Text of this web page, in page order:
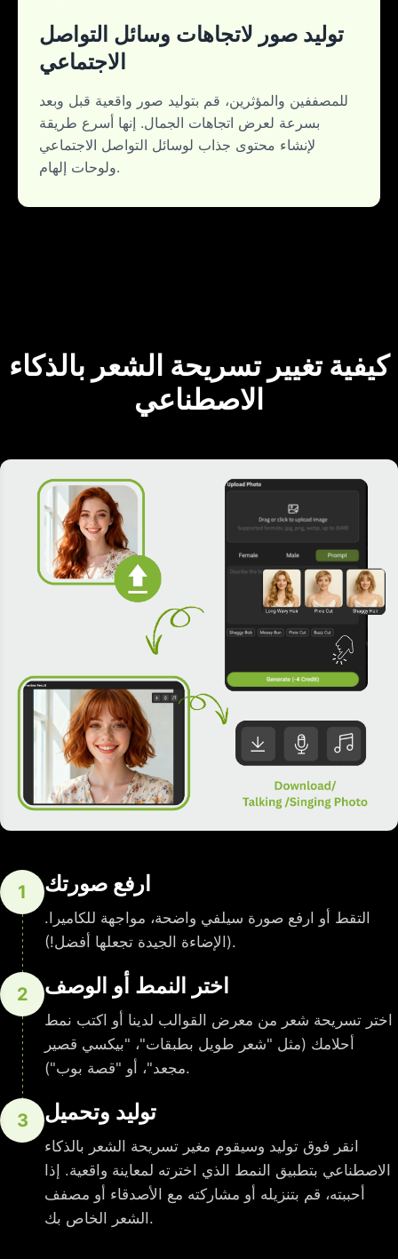
توليد صور لاتجاهات وسائل التواصل
الاجتماعي
للمصففين والمؤثرين، قم بتوليد صور واقعية قبل وبعد
بسرعة لعرض اتجاهات الجمال. إنها أسرع طريقة
لإنشاء محتوى جذاب لوسائل التواصل الاجتماعي
ولوحات إلهام.
كيفية تغيير تسريحة الشعر بالذكاء
الاصطناعي
1 ارفع صورتك
التقط أو ارفع صورة سيلفي واضحة، مواجهة للكاميرا.
(الإضاءة الجيدة تجعلها أفضل!).
2 اختر النمط أو الوصف
اختر تسريحة شعر من معرض القوالب لدينا أو اكتب نمط
أحلامك (مثل "شعر طويل بطبقات"، "بيكسي قصير
مجعد"، أو "قصة بوب").
3 توليد وتحميل
انقر فوق توليد وسيقوم مغير تسريحة الشعر بالذكاء
الاصطناعي بتطبيق النمط الذي اخترته لمعاينة واقعية. إذا
أحببته، قم بتنزيله أو مشاركته مع الأصدقاء أو مصفف
الشعر الخاص بك.